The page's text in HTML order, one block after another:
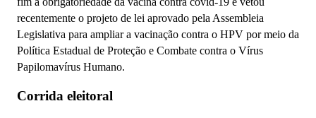
recentemente o projeto de lei aprovado pela Assembleia
Legislativa para ampliar a vacinação contra o HPV por meio da
Política Estadual de Proteção e Combate contra o Vírus
Papilomavírus Humano.
Corrida eleitoral